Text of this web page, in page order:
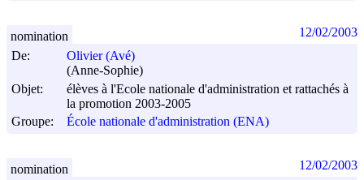
De:
Olivier (Avé)
(Anne-Sophie)
Objet:
élèves à l'Ecole nationale d'administration et rattachés à
la promotion 2003-2005
Groupe:
École nationale d'administration (ENA)
nomination 12/02/2003
nomination 12/02/2003